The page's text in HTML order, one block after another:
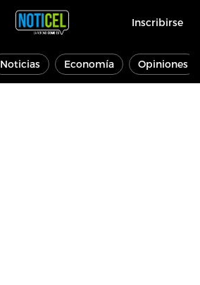
Inscribirse
Noticias Economía Opiniones